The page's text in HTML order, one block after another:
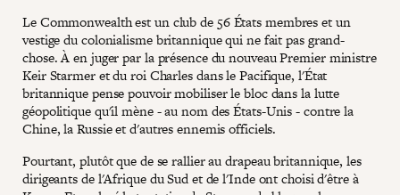
Le Commonwealth est un club de 56 États membres et un
vestige du colonialisme britannique qui ne fait pas grand-
chose. À en juger par la présence du nouveau Premier ministre
Keir Starmer et du roi Charles dans le Pacifique, l'État
britannique pense pouvoir mobiliser le bloc dans la lutte
géopolitique qu'il mène - au nom des États-Unis - contre la
Chine, la Russie et d'autres ennemis officiels.
Pourtant, plutôt que de se rallier au drapeau britannique, les
dirigeants de l'Afrique du Sud et de l'Inde ont choisi d'être à